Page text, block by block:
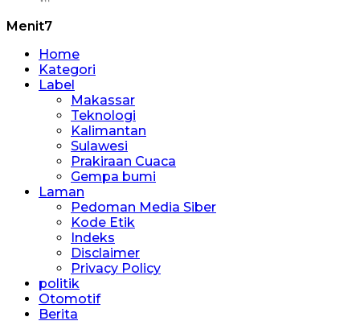
Menit7
Home
Kategori
Label
Makassar
Teknologi
Kalimantan
Sulawesi
Prakiraan Cuaca
Gempa bumi
Laman
Pedoman Media Siber
Kode Etik
Indeks
Disclaimer
Privacy Policy
politik
Otomotif
Berita